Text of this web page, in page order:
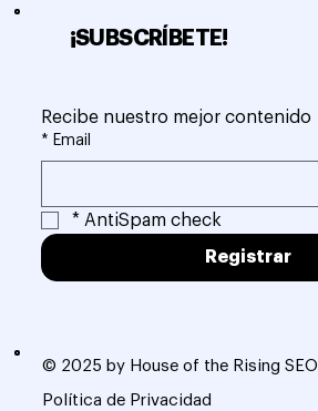
© 2025 by House of the Rising SEO
Política de Privacidad
¡SUBSCRÍBETE!
Recibe nuestro mejor contenido
* Email
* AntiSpam check
Registrar